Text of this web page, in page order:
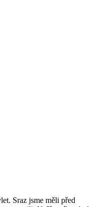
Sraz jsme měli před